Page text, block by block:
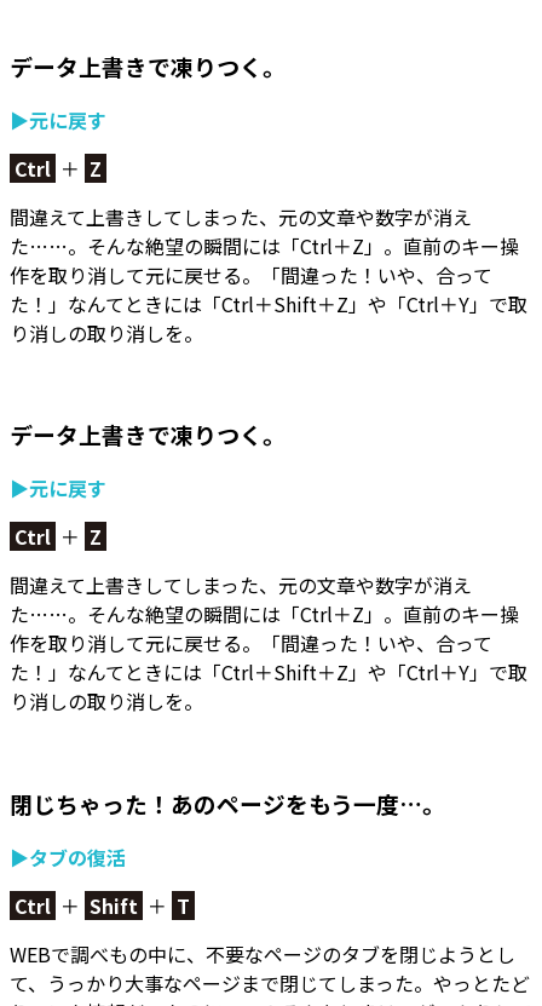
データ上書きで凍りつく。
▶元に戻す
Ctrl ＋ Z
間違えて上書きしてしまった、元の文章や数字が消え
た……。そんな絶望の瞬間には「Ctrl＋Z」。 直前のキー操
作を取り消して元に戻せる。
「間違った！いや、合って
た！」なんてときには「Ctrl＋Shift＋Z」や「Ctrl＋Y」で取
り消しの取り消しを。
データ上書きで凍りつく。
▶元に戻す
Ctrl ＋ Z
間違えて上書きしてしまった、元の文章や数字が消え
た……。そんな絶望の瞬間には「Ctrl＋Z」。 直前のキー操
作を取り消して元に戻せる。
「間違った！いや、合って
た！」なんてときには「Ctrl＋Shift＋Z」や「Ctrl＋Y」で取
り消しの取り消しを。
閉じちゃった！あのページをもう一度…。
▶タブの復活
Ctrl ＋ Shift ＋ T
WEBで調べもの中に、不要なページのタブを閉じようとし
て、うっかり大事なページまで閉じてしまった。やっとたど